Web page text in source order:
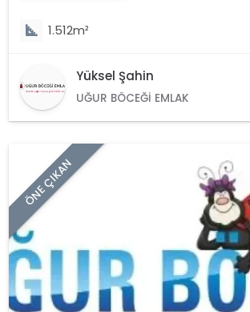
1.512m²
Yüksel Şahin
UĞUR BÖCEĞI EMLAK
ÖNE ÇIKAN